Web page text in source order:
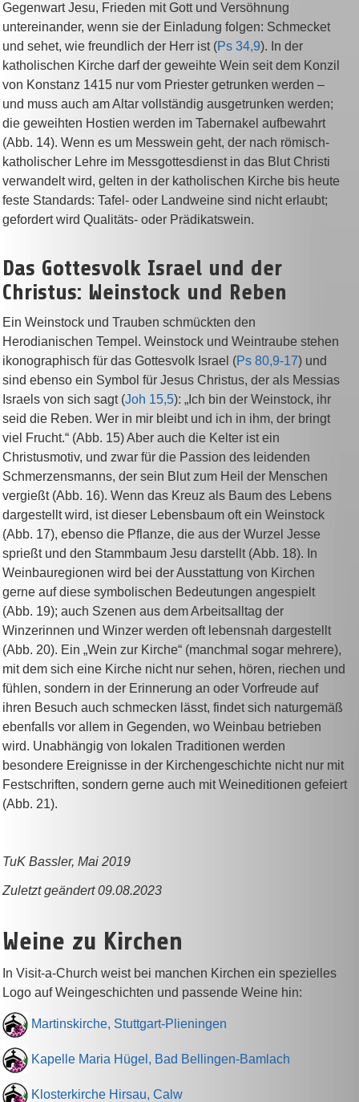
Gegenwart Jesu, Frieden mit Gott und Versöhnung
untereinander, wenn sie der Einladung folgen: Schmecket
und sehet, wie freundlich der Herr ist (Ps 34,9). In der
katholischen Kirche darf der geweihte Wein seit dem Konzil
von Konstanz 1415 nur vom Priester getrunken werden –
und muss auch am Altar vollständig ausgetrunken werden;
die geweihten Hostien werden im Tabernakel aufbewahrt
(Abb. 14). Wenn es um Messwein geht, der nach römisch-
katholischer Lehre im Messgottesdienst in das Blut Christi
verwandelt wird, gelten in der katholischen Kirche bis heute
feste Standards: Tafel- oder Landweine sind nicht erlaubt;
gefordert wird Qualitäts- oder Prädikatswein.
Das Gottesvolk Israel und der
Christus: Weinstock und Reben
Ein Weinstock und Trauben schmückten den
Herodianischen Tempel. Weinstock und Weintraube stehen
ikonographisch für das Gottesvolk Israel (Ps 80,9-17) und
sind ebenso ein Symbol für Jesus Christus, der als Messias
Israels von sich sagt (Joh 15,5): „Ich bin der Weinstock, ihr
seid die Reben. Wer in mir bleibt und ich in ihm, der bringt
viel Frucht.“ (Abb. 15) Aber auch die Kelter ist ein
Christusmotiv, und zwar für die Passion des leidenden
Schmerzensmanns, der sein Blut zum Heil der Menschen
vergießt (Abb. 16). Wenn das Kreuz als Baum des Lebens
dargestellt wird, ist dieser Lebensbaum oft ein Weinstock
(Abb. 17), ebenso die Pflanze, die aus der Wurzel Jesse
sprießt und den Stammbaum Jesu darstellt (Abb. 18). In
Weinbauregionen wird bei der Ausstattung von Kirchen
gerne auf diese symbolischen Bedeutungen angespielt
(Abb. 19); auch Szenen aus dem Arbeitsalltag der
Winzerinnen und Winzer werden oft lebensnah dargestellt
(Abb. 20). Ein „Wein zur Kirche“ (manchmal sogar mehrere),
mit dem sich eine Kirche nicht nur sehen, hören, riechen und
fühlen, sondern in der Erinnerung an oder Vorfreude auf
ihren Besuch auch schmecken lässt, findet sich naturgemäß
ebenfalls vor allem in Gegenden, wo Weinbau betrieben
wird. Unabhängig von lokalen Traditionen werden
besondere Ereignisse in der Kirchengeschichte nicht nur mit
Festschriften, sondern gerne auch mit Weineditionen gefeiert
(Abb. 21).
TuK Bassler, Mai 2019
Zuletzt geändert 09.08.2023
Weine zu Kirchen
In Visit-a-Church weist bei manchen Kirchen ein spezielles
Logo auf Weingeschichten und passende Weine hin:
Martinskirche, Stuttgart-Plieningen
Kapelle Maria Hügel, Bad Bellingen-Bamlach
Klosterkirche Hirsau, Calw